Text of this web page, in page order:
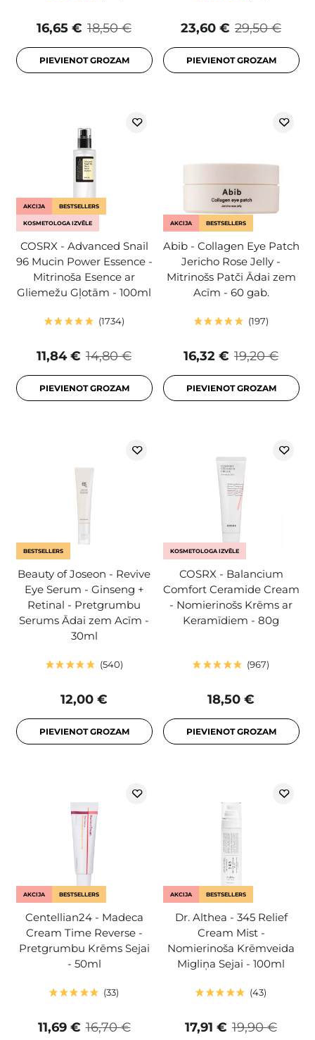
18,50 €
16,65 €
PIEVIENOT GROZAM
29,50 €
23,60 €
PIEVIENOT GROZAM
AKCIJA BESTSELLERS
KOSMETOLOGA IZVĒLE
COSRX - Advanced Snail
96 Mucin Power Essence -
Mitrinoša Esence ar
Gliemežu Gļotām - 100ml
1734
14,80 €
11,84 €
PIEVIENOT GROZAM
AKCIJA BESTSELLERS
Abib - Collagen Eye Patch
Jericho Rose Jelly -
Mitrinošs Patči Ādai zem
Acīm - 60 gab.
197
19,20 €
16,32 €
PIEVIENOT GROZAM
BESTSELLERS
Beauty of Joseon - Revive
Eye Serum - Ginseng +
Retinal - Pretgrumbu
Serums Ādai zem Acīm -
30ml
540
12,00 €
PIEVIENOT GROZAM
KOSMETOLOGA IZVĒLE
COSRX - Balancium
Comfort Ceramide Cream
- Nomierinošs Krēms ar
Keramīdiem - 80g
967
18,50 €
PIEVIENOT GROZAM
AKCIJA BESTSELLERS
Centellian24 - Madeca
Cream Time Reverse -
Pretgrumbu Krēms Sejai
- 50ml
33
16,70 €
11,69 €
AKCIJA BESTSELLERS
Dr. Althea - 345 Relief
Cream Mist -
Nomierinoša Krēmveida
Migliņa Sejai - 100ml
43
19,90 €
17,91 €